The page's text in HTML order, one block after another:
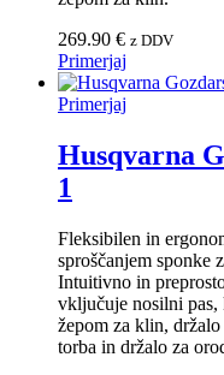
269.90 € z DDV
Primerjaj
Primerjaj
Husqvarna
1
Fleksibilen in
sproščanjem sponke
Intuitivno in
vključuje nosilni
žepom za klin,
torba in držalo za